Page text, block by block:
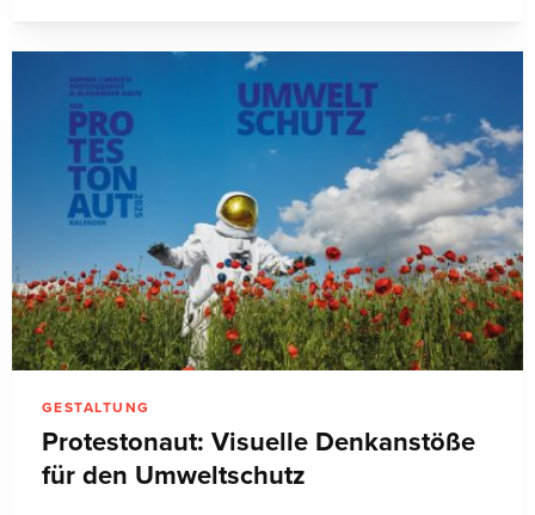
GESTALTUNG
Protestonaut: Visuelle Denkanstöße
für den Umweltschutz